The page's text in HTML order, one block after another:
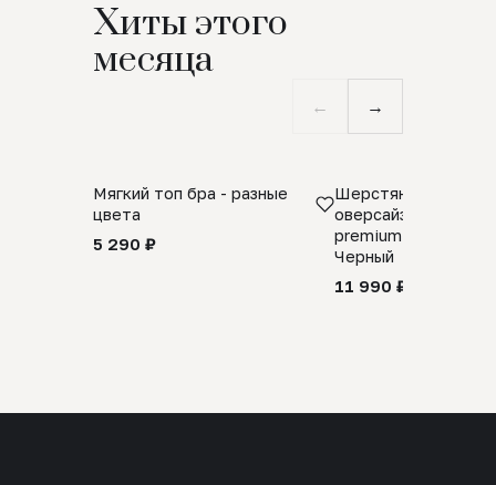
Хиты этого
месяца
← →
Мягкий топ бра - разные
цвета
5 290 ₽
Шерстяной свитер
оверсайз 100%
premium merino
Черный
11 990 ₽